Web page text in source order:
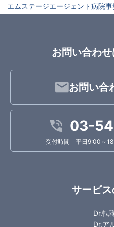
エムステージエージェント病院事
お問い合わ
お問い合
03-
受付時間 平日9:00～
サービ
Dr.転
Dr.ア